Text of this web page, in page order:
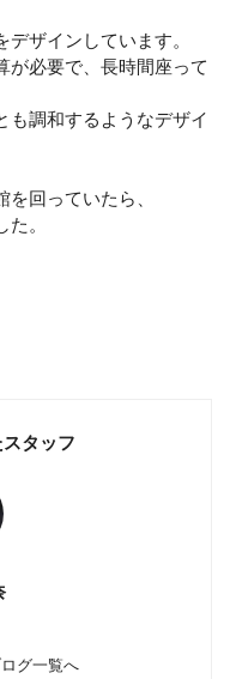
ザインしています。
が必要で、長時間座って
も調和するようなデザイ
回っていたら、
。
タッフ
グ一覧へ